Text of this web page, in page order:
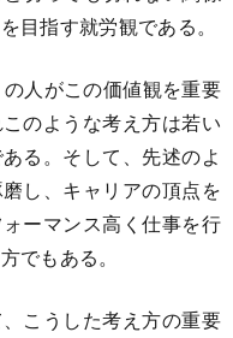
目指す就労観である。
人がこの価値観を重要
のような考え方は若い
る。そして、先述のよ
し、キャリアの頂点を
ーマンス高く仕事を行
でもある。
こうした考え方の重要